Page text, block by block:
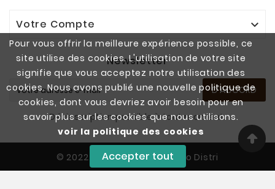
Pour vous offrir la meilleure expérience possible, ce
site utilise des cookies. L'utilisation de votre site
signifie que vous acceptez notre utilisation des
cookies. Nous avons publié une nouvelle politique de
cookies, dont vous devriez avoir besoin pour en
savoir plus sur les cookies que nous utilisons.
voir la politique des cookies
Accepter tout
Votre Compte 
Newsletter
D'ACCORD
Désinscription possible à tout moment.
© 2022 - Copyright SAS Vapo Distri